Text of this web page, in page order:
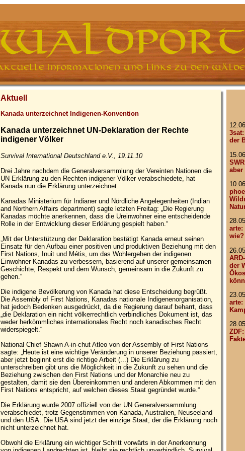
Aktuell
Kanada unterzeichnet Indigenen-Konvention
Kanada unterzeichnet UN-Deklaration der Rechte
indigener Völker
Survival International Deutschland e.V., 19.11.10
Drei Jahre nachdem die Generalversammlung der Vereinten Nationen die
UN Erklärung zu den Rechten indigener Völker verabschiedete, hat
Kanada nun die Erklärung unterzeichnet.
Kanadas Ministerium für Indianer und Nördliche Angelegenheiten (Indian
and Northern Affairs department) sagte letzten Freitag: „Die Regierung
Kanadas möchte anerkennen, dass die Ureinwohner eine entscheidende
Rolle in der Entwicklung dieser Erklärung gespielt haben.“
„Mit der Unterstützung der Deklaration bestätigt Kanada erneut seinen
Einsatz für den Aufbau einer positiven und produktiven Beziehung mit den
First Nations, Inuit und Métis, um das Wohlergehen der indigenen
Einwohner Kanadas zu verbessern, basierend auf unserer gemeinsamen
Geschichte, Respekt und dem Wunsch, gemeinsam in die Zukunft zu
gehen.“
Die indigene Bevölkerung von Kanada hat diese Entscheidung begrüßt.
Die Assembly of First Nations, Kanadas nationale Indigenenorganisation,
hat jedoch Bedenken ausgedrückt, da die Regierung darauf beharrt, dass
„die Deklaration ein nicht völkerrechtlich verbindliches Dokument ist, das
weder herkömmliches internationales Recht noch kanadisches Recht
widerspiegelt.“
National Chief Shawn A‐in‐chut Atleo von der Assembly of First Nations
sagte: „Heute ist eine wichtige Veränderung in unserer Beziehung passiert,
aber jetzt beginnt erst die richtige Arbeit (...) Die Erklärung zu
unterschreiben gibt uns die Möglichkeit in die Zukunft zu sehen und die
Beziehung zwischen den First Nations und der Monarchie neu zu
gestalten, damit sie den Übereinkommen und anderen Abkommen mit den
First Nations entspricht, auf welchen dieses Staat gegründet wurde.“
Die Erklärung wurde 2007 offiziell von der UN Generalversammlung
verabschiedet, trotz Gegenstimmen von Kanada, Australien, Neuseeland
und den USA. Die USA sind jetzt der einzige Staat, der die Erklärung noch
nicht unterzeichnet hat.
Obwohl die Erklärung ein wichtiger Schritt vorwärts in der Anerkennung
der
aber
arte:
wie?
der
arte: